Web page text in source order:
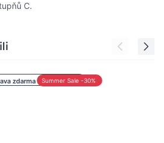
C.
zdarma nad 1 000 Kč
Summer Sale -30%